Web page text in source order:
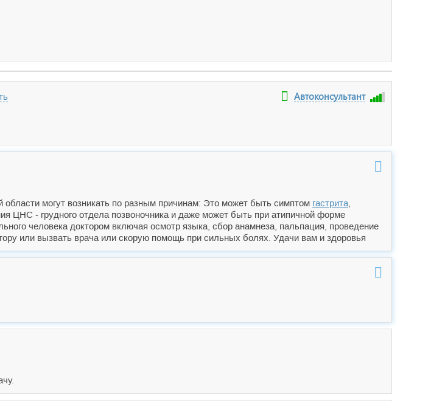
Автоконсультант
могут возникать по разным причинам: Это может быть симптом гастрита
ЦНС - грудного отдела позвоночника и даже может быть при атипичной форме
человека доктором включая осмотр языка, сбор анамнеза, пальпация, проведение
или вызвать врача или скорую помощь при сильных болях. Удачи вам и здоровья